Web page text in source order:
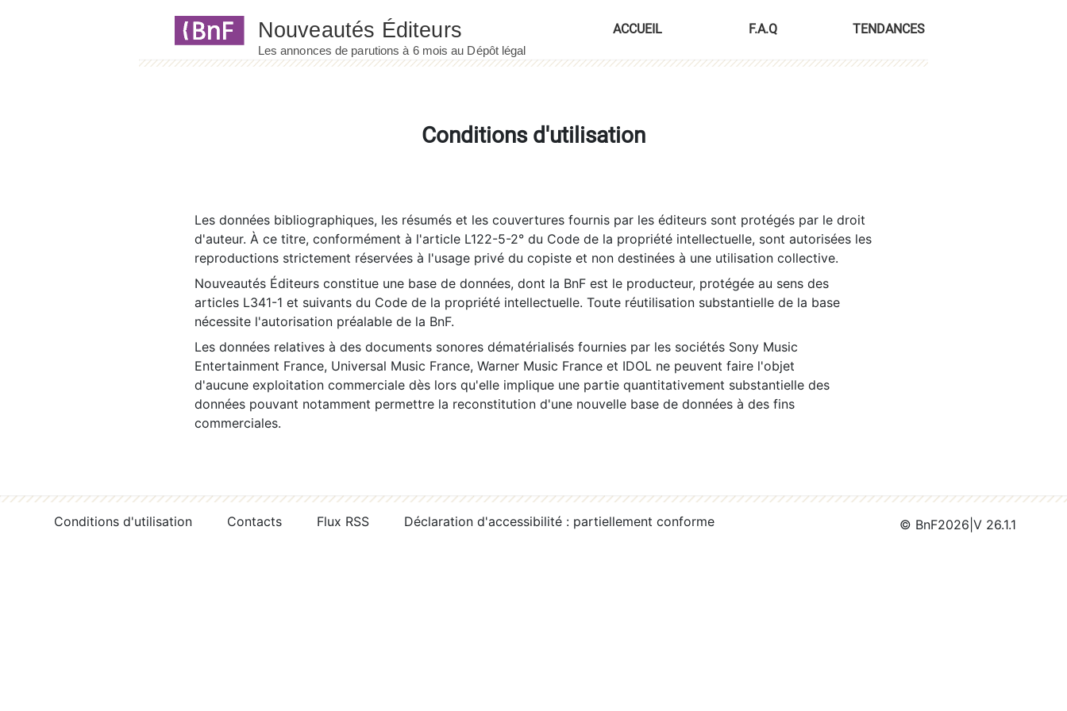
ACCUEIL F.A.Q TENDANCES
Conditions d'utilisation
Les données bibliographiques, les résumés et les couvertures fournis par les éditeurs sont protégés par le droit
d'auteur. À ce titre, conformément à l'article L122-5-2° du Code de la propriété intellectuelle, sont autorisées les
reproductions strictement réservées à l'usage privé du copiste et non destinées à une utilisation collective.
Nouveautés Éditeurs constitue une base de données, dont la BnF est le producteur, protégée au sens des
articles L341-1 et suivants du Code de la propriété intellectuelle. Toute réutilisation substantielle de la base
nécessite l'autorisation préalable de la BnF.
Les données relatives à des documents sonores dématérialisés fournies par les sociétés Sony Music
Entertainment France, Universal Music France, Warner Music France et IDOL ne peuvent faire l'objet
d'aucune exploitation commerciale dès lors qu'elle implique une partie quantitativement substantielle des
données pouvant notamment permettre la reconstitution d'une nouvelle base de données à des fins
commerciales.
Conditions d'utilisation Contacts Flux RSS Déclaration d'accessibilité : partiellement conforme © BnF2026 V 26.1.1